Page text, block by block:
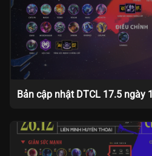
Bản cập nhật DTCL 17.5